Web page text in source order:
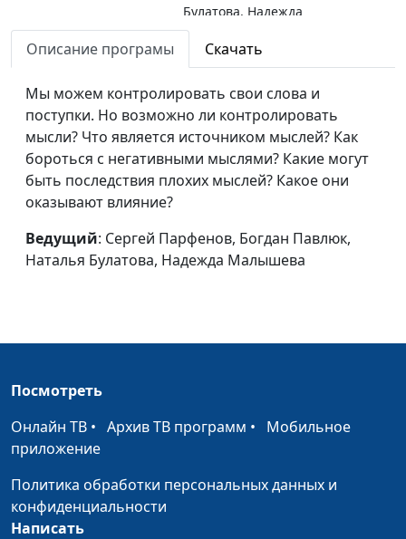
Булатова, Надежда
Малышева, Сергей
Катаев
И смех, и грех: как
шутить, не обижая?
Сергей Парфенов,
Богдан Павлюк, Наталья
Булатова, Надежда
Малышева, Андрей
Карганов
матерных словах?
Богдан Павлюк, Наталья
Булатова, Надежда
Парни о макияже
Сергей Парфенов,
#42
Как выбирать
друзей?
Лаишевцева, Елена
Описание програмы Скачать
Мы можем контролировать свои слова и
поступки. Но возможно ли контролировать
мысли? Что является источником мыслей? Как
бороться с негативными мыслями? Какие могут
быть последствия плохих мыслей? Какое они
оказывают влияние?
Ведущий: Сергей Парфенов, Богдан Павлюк,
Наталья Булатова, Надежда Малышева
Посмотреть
Онлайн ТВ • Архив ТВ программ • Мобильное
приложение
Политика обработки персональных данных и
конфиденциальности
Написать